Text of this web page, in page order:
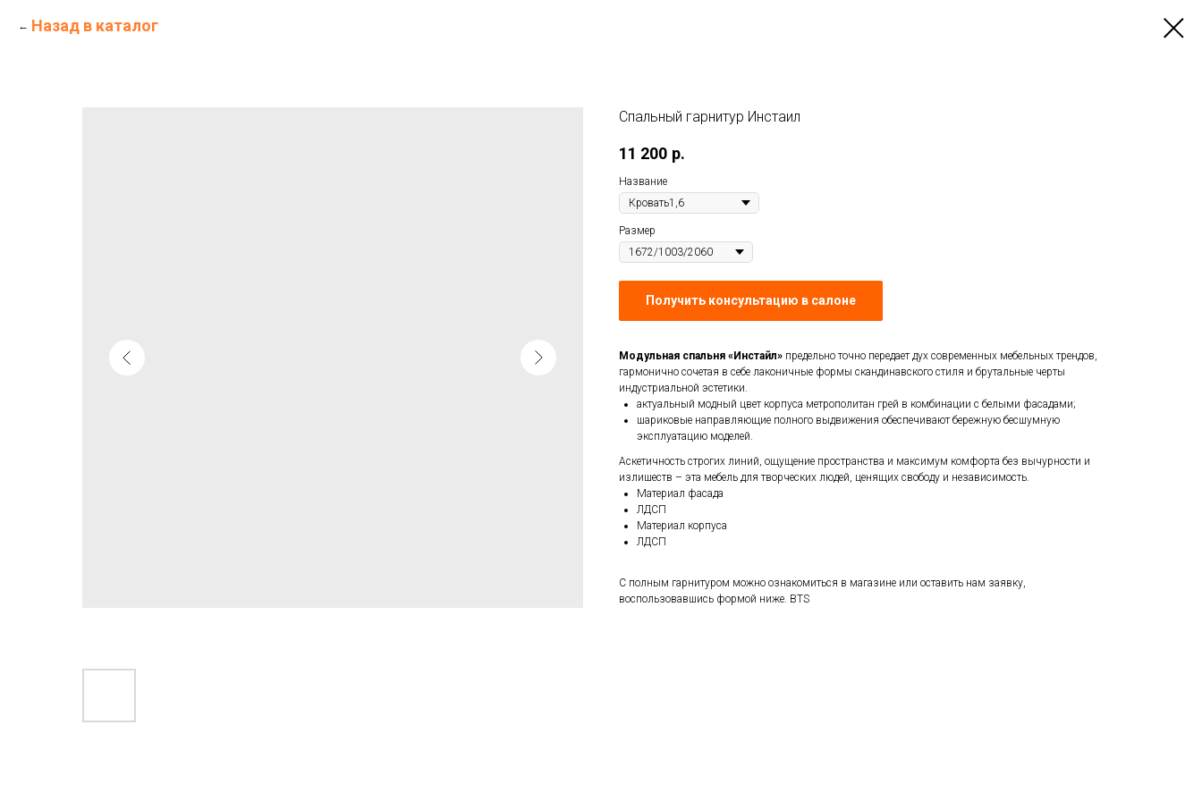
Назад в каталог
Спальный гарнитур Инстаил
11 200 р.
Название
Размер
Получить консультацию в салоне
Модульная спальня «Инстайл» предельно точно передает дух современных мебельных трендов,
гармонично сочетая в себе лаконичные формы скандинавского стиля и брутальные черты
индустриальной эстетики.
актуальный модный цвет корпуса метрополитан грей в комбинации с белыми фасадами;
шариковые направляющие полного выдвижения обеспечивают бережную бесшумную
эксплуатацию моделей.
Аскетичность строгих линий, ощущение пространства и максимум комфорта без вычурности и
излишеств – эта мебель для творческих людей, ценящих свободу и независимость.
Материал фасада
ЛДСП
Материал корпуса
ЛДСП
С полным гарнитуром можно ознакомиться в магазине или оставить нам заявку,
воспользовавшись формой ниже. BTS